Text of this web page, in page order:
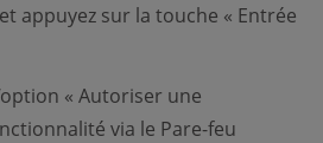
appuyez sur la touche « Entrée
« Autoriser une
via le Pare-feu